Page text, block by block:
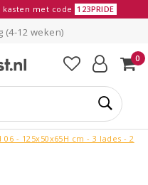
kasten met code 123PRIDE
(4-12 weken)
0
- 125x50x65H cm - 3 lades - 2